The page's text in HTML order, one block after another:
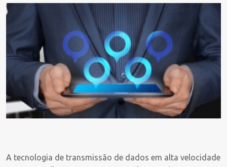
A tecnologia de transmissão de dados em alta velocidade